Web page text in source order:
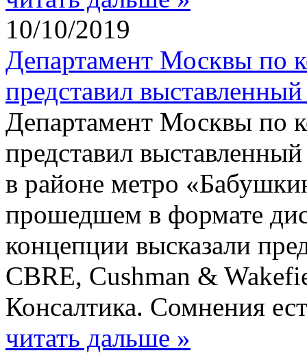
10/10/2019
Департамент Москвы по
представил
Департамент Москвы по
представил
в районе метро
прошедшем в формате
концепции высказали
CBRE, Cushman &
Консалтика. Сомнения
читать дальше »